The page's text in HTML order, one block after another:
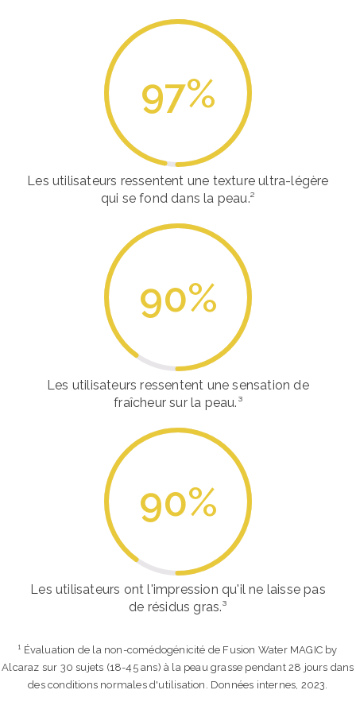
97%
Les utilisateurs ressentent une texture ultra-légère
qui se fond dans la peau.²
90%
Les utilisateurs ressentent une sensation de
fraîcheur sur la peau.³
90%
Les utilisateurs ont l'impression qu'il ne laisse pas
de résidus gras.³
¹ Évaluation de la non-comédogénicité de Fusion Water MAGIC by
Alcaraz sur 30 sujets (18-45 ans) à la peau grasse pendant 28 jours dans
des conditions normales d'utilisation. Données internes, 2023.